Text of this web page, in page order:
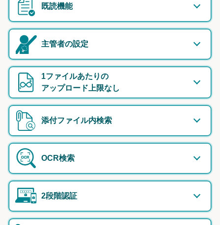
既読機能
主管者の設定
1ファイルあたりの
アップロード上限なし
添付ファイル内検索
OCR検索
2段階認証